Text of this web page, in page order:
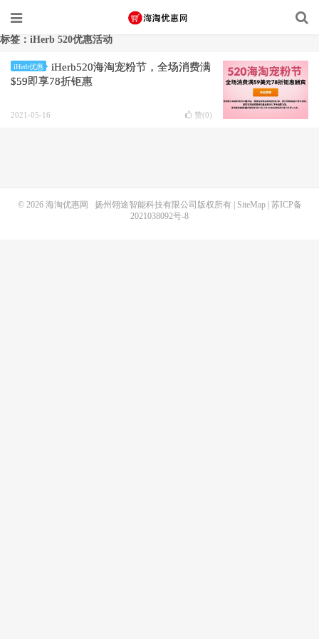
标签：iHerb 520优惠活动
iHerb优惠
iHerb520海淘宠粉节，全场消费满
$59即享78折钜惠
2021-05-16 赞(0)
© 2026 海淘优惠网 扬州翎途智能科技有限公司版权所有 | SiteMap| 苏ICP备
2021038092号-8